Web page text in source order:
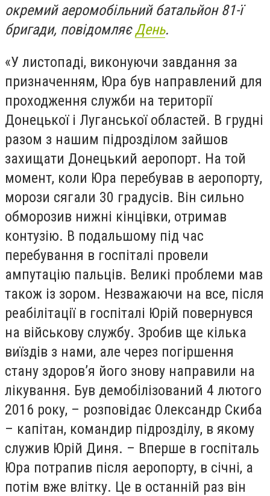
окремий аеромобільний батальйон 81-ї
бригади, повідомляєДень.
«У листопаді, виконуючи завдання за
призначенням, Юра був направлений для
проходження служби на території
Донецької і Луганської областей. В грудні
разом з нашим підрозділом зайшов
захищати Донецький аеропорт. На той
момент, коли Юра перебував в аеропорту,
морози сягали 30 градусів. Він сильно
обморозив нижні кінцівки, отримав
контузію. В подальшому під час
перебування в госпіталі провели
ампутацію пальців. Великі проблеми мав
також із зором. Незважаючи на все, після
реабілітації в госпіталі Юрій повернувся
на військову службу. Зробив ще кілька
виїздів з нами, але через погіршення
стану здоров’я його знову направили на
лікування. Був демобілізований 4 лютого
2016 року, – розповідає Олександр Скиба
– капітан, командир підрозділу, в якому
служив Юрій Диня. – Вперше в госпіталь
Юра потрапив після аеропорту, в січні, а
потім вже влітку. Це в останній раз він